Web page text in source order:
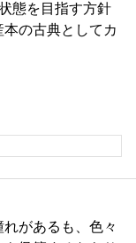
態を目指す方針
の古典としてカ
があるも、色々